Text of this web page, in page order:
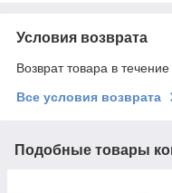
Условия возврата
Возврат товара в
Все условия возврата
Подобные товары